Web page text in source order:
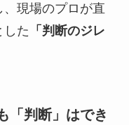
現場のプロが直
した 「判断のジレ
「判断」はでき